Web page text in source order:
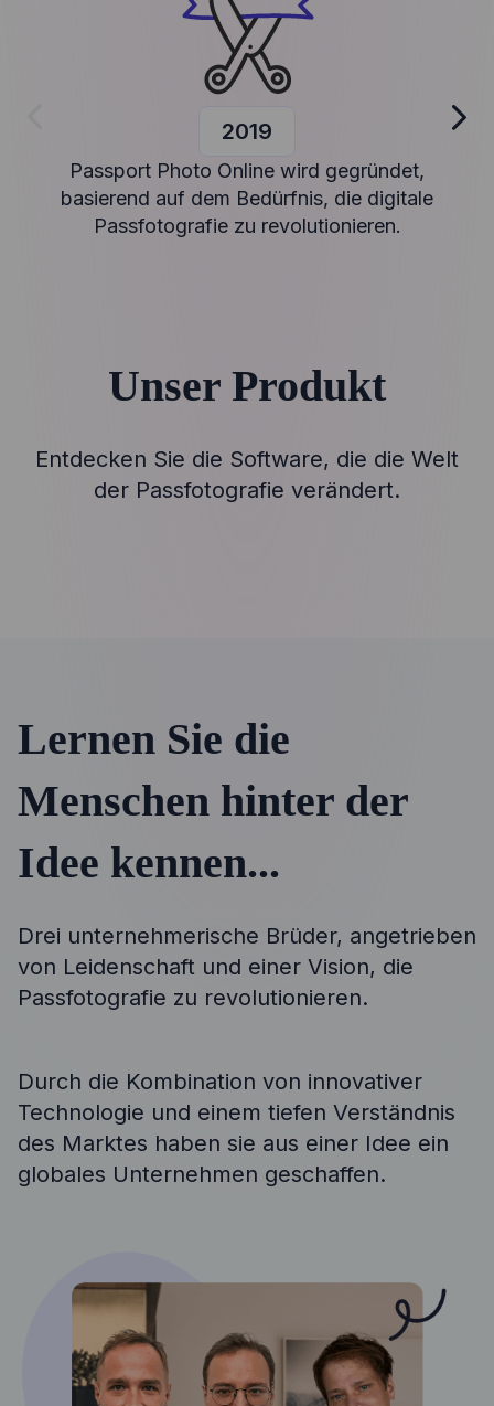
2019
Passport Photo Online wird gegründet,
basierend auf dem Bedürfnis, die digitale
Passfotografie zu revolutionieren.
Unser Produkt
Entdecken Sie die Software, die die Welt
der Passfotografie verändert.
Lernen Sie die
Menschen hinter der
Idee kennen...
Drei unternehmerische Brüder, angetrieben
von Leidenschaft und einer Vision, die
Passfotografie zu revolutionieren.
Durch die Kombination von innovativer
Technologie und einem tiefen Verständnis
des Marktes haben sie aus einer Idee ein
globales Unternehmen geschaffen.